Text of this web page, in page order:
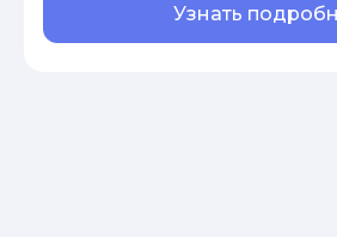
Узнать